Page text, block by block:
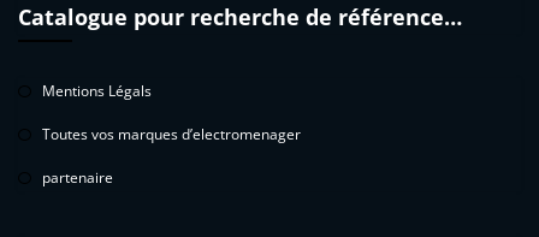
Catalogue pour recherche de référence…
Mentions Légals
Toutes vos marques d’electromenager
partenaire